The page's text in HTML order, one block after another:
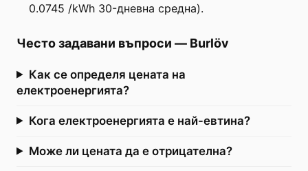
0.0745 /kWh 30-дневна средна).
Често задавани въпроси — Burlöv
Как се определя цената на
електроенергията?
Кога електроенергията е най-евтина?
Може ли цената да е отрицателна?